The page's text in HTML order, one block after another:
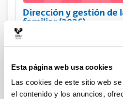
Esta página web usa cookies
Las cookies de este sitio web
el contenido y los anuncios,
Dirección y gestión de
familiar (2026)
Noticias
Conferencia "Como puedo
contras"